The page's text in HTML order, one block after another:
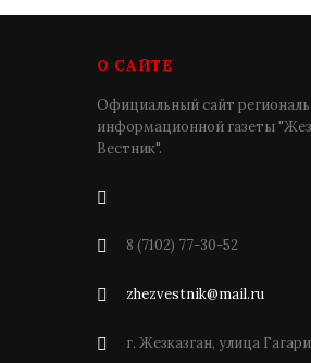
О САЙТЕ
Официальный сайт
информационной газеты
Вестник".
8 (7102) 77-30-52
zhezvestnik@mail.ru
г. Жезказган, улица